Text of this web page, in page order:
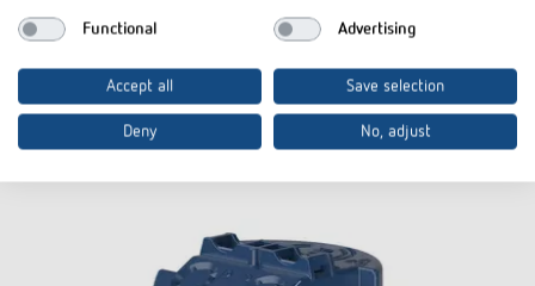
Zum Produkt In den Dokumentenkorb
Datenblatt
Functional Advertising
Accept all Save selection
Deny No, adjust